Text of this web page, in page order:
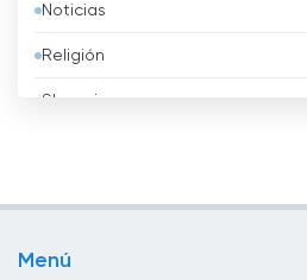
Bélgica
Belice
Noticias
Religión
Shopping
Menú